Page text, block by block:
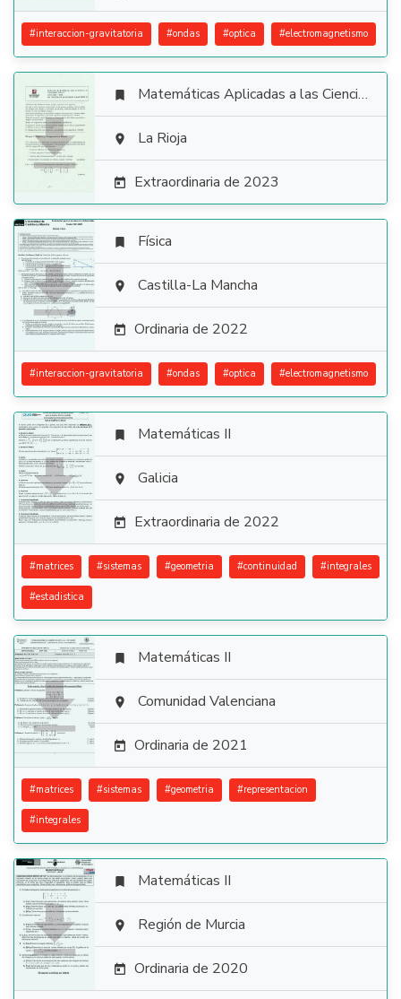
#interaccion-gravitatoria #ondas #optica #electromagnetismo

 Matemáticas Aplicadas a las Ciencias Sociales
 La Rioja
 Extraordinaria de 2023

 Física
 Castilla-La Mancha
 Ordinaria de 2022
#interaccion-gravitatoria #ondas #optica #electromagnetismo

 Matemáticas II
 Galicia
 Extraordinaria de 2022
#matrices #sistemas #geometria #continuidad #integrales
#estadistica

 Matemáticas II
 Comunidad Valenciana
 Ordinaria de 2021
#matrices #sistemas #geometria #representacion
#integrales

 Matemáticas II
 Región de Murcia
 Ordinaria de 2020